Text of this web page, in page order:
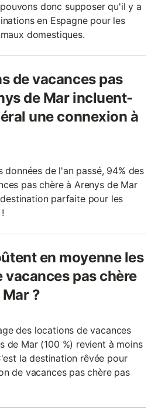
donc supposer qu'il y a
en Espagne pour les
domestiques.
de vacances pas
de Mar incluent-
une connexion à
données de l'an passé, 94% des
pas chère à Arenys de Mar
parfaite pour les
en moyenne les
vacances pas chère
?
des locations de vacances
de Mar (100 %) revient à moins
la destination rêvée pour
de vacances pas chère pas